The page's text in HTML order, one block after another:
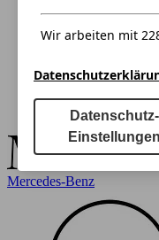
Mercedes-Benz
Wir arbeiten mit
Datenschutz-
Einstellungen